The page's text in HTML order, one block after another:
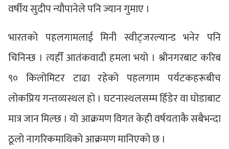
वर्षीय सुदीप न्यौपानेले पनि ज्यान गुमाए ।
भारतको पहलगामलाई मिनी स्वीट्जरल्यान्ड भनेर पनि
चिनिन्छ । त्यहीँ आतंकवादी हमला भयो । श्रीनगरबाट करिब
९० किलोमिटर टाढा रहेको पहलगाम पर्यटकहरूबीच
लोकप्रिय गन्तव्यस्थल हो । घटनास्थलसम्म हिँडेर वा घोडाबाट
मात्र जान मिल्छ । यो आक्रमण विगत केही वर्षयताकै सबैभन्दा
ठूलो नागरिकमाथिको आक्रमण मानिएको छ ।